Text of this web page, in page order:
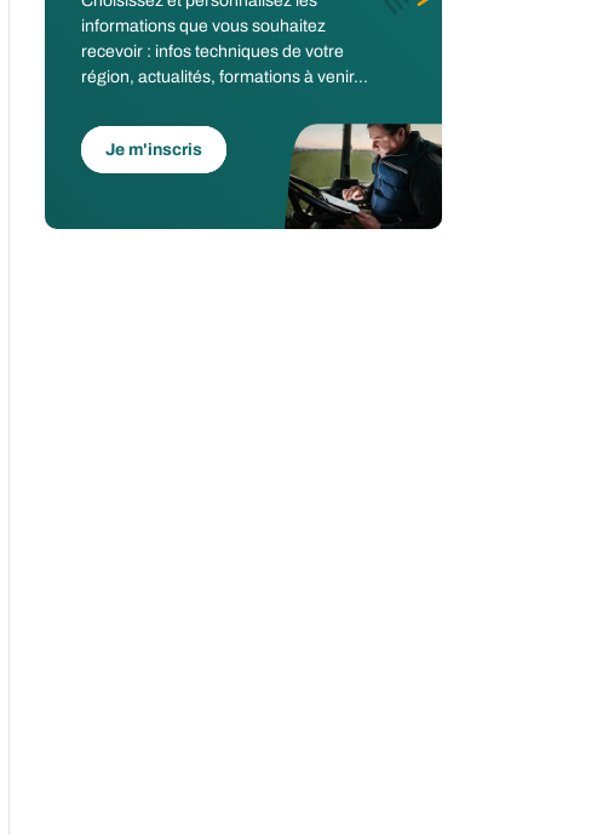
informations que vous souhaitez
recevoir : infos techniques de votre
région, actualités, formations à venir...
Je m'inscris